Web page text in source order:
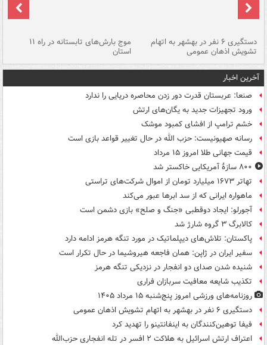
دستگیری ۶ نفر در بهشهر به اتهام
تشویش اذهان عمومی
موج بارش‌های تابستانه در راه ۱۱
استان
آخرین اخبار
صنعا: عربستان قدرت دور زدن محاصره دریایی را ندارد
ورود تجهیزات جدید به یگان‌های ارتش
خشم ترامپ از افشای کمبود موشک
رسانه صهیونیست: حزب الله در حال تغییر قواعد بازی است
قیمت جهانی طلا امروز ۱۵ مرداد
۸۰۰ سازۀ آمریکایی خاکستر شد
تهاتر ۱۶۷۳ میلیارد تومان از اموال شرکت‌های تراستی
ماهواره ایرانی که از سد ابرها عبور می‌کند
آجورلو: ایجاد دوقطبی «جنگ و صلح‌» بازی دشمن است
کالابرگ ۳ گروه شارژ شد
پاکستان: تلاش‌های دیپلماتیک در مورد تنگه هرمز ادامه دارد
سفیر ایران در ژاپن: همان فاجعه هیروشیما در حال تکرار است
شنیده شدن صدای دو انفجار در نزدیکی تنگه هرمز
تکذیب شایعه معافیت سربازان فراری
روزنامه‌های ورزشی امروز پنج‌شنبه ۱۵ مرداد ۱۴۰۵
دستگیری ۶ نفر در بهشهر به اتهام تشویش اذهان عمومی
فیفا توهین‌کنندگان به اینفانتینو را تهدید کرد
اعتراف ارتش اسرائیل به هلاکت ۲ افسر در تله انفجاری حزب‌الله